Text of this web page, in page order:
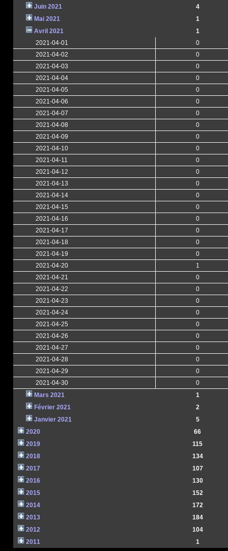
Juin 2021
4
Mai 2021
1
Avril 2021
1
2021-04-01
0
2021-04-02
0
2021-04-03
0
2021-04-04
0
2021-04-05
0
2021-04-06
0
2021-04-07
0
2021-04-08
0
2021-04-09
0
2021-04-10
0
2021-04-11
0
2021-04-12
0
2021-04-13
0
2021-04-14
0
2021-04-15
0
2021-04-16
0
2021-04-17
0
2021-04-18
0
2021-04-19
0
2021-04-20
1
2021-04-21
0
2021-04-22
0
2021-04-23
0
2021-04-24
0
2021-04-25
0
2021-04-26
0
2021-04-27
0
2021-04-28
0
2021-04-29
0
2021-04-30
0
Mars 2021
1
Février 2021
2
Janvier 2021
5
2020
66
2019
115
2018
134
2017
107
2016
130
2015
152
2014
172
2013
184
2012
104
2011
1